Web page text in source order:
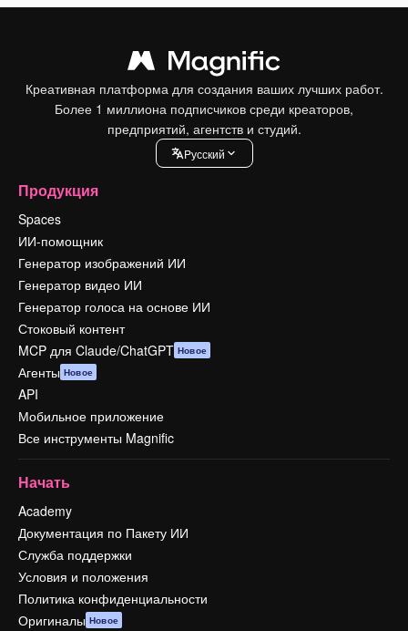
Креативная платформа для создания ваших лучших работ.
Более 1 миллиона подписчиков среди креаторов,
предприятий, агентств и студий.
Pусский
Продукция
Spaces
ИИ-помощник
Генератор изображений ИИ
Генератор видео ИИ
Генератор голоса на основе ИИ
Стоковый контент
MCP для Claude/ChatGPT Новое
Агенты Новое
API
Мобильное приложение
Все инструменты Magnific
Начать
Academy
Документация по Пакету ИИ
Служба поддержки
Условия и положения
Политика конфиденциальности
Оригиналы Новое